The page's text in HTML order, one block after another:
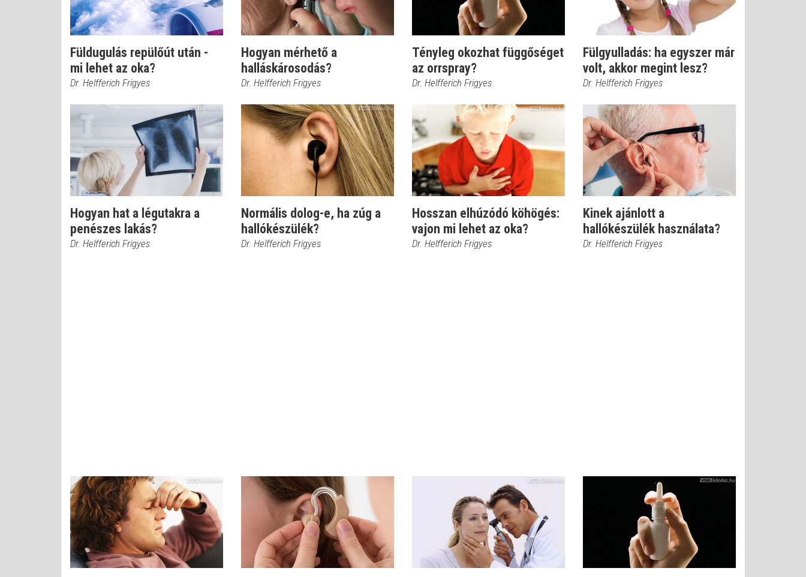
Füldugulás repülőút után -
mi lehet az oka?
Dr. Helfferich Frigyes
Hogyan mérhető a
halláskárosodás?
Dr. Helfferich Frigyes
Tényleg okozhat függőséget
az orrspray?
Dr. Helfferich Frigyes
Fülgyulladás: ha egyszer már
volt, akkor megint lesz?
Dr. Helfferich Frigyes
Hogyan hat a légutakra a
penészes lakás?
Dr. Helfferich Frigyes
Normális dolog-e, ha zúg a
hallókészülék?
Dr. Helfferich Frigyes
Hosszan elhúzódó köhögés:
vajon mi lehet az oka?
Dr. Helfferich Frigyes
Kinek ajánlott a
hallókészülék használata?
Dr. Helfferich Frigyes